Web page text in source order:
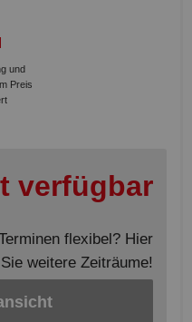
und
Preis
verfügbar
flexibel? Hier
weitere Zeiträume!